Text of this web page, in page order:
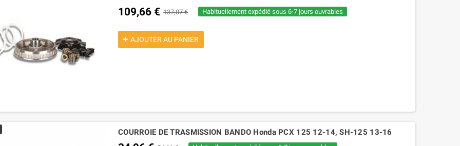
109,66 € 137,07 € Habituellement expédié sous 6-7 jours ouvrables
AJOUTER AU PANIER
COURROIE DE TRASMISSION BANDO Honda PCX 125 12-14, SH-125 13-16